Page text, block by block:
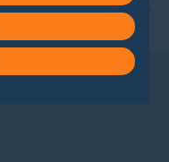
du in unserer